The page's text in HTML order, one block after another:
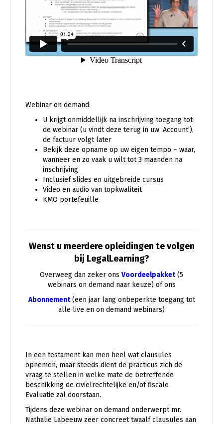
Webinar on demand:
U krijgt onmiddellijk na inschrijving toegang tot
de webinar (u vindt deze terug in uw ‘Account’),
de factuur volgt later
Bekijk deze opname op uw eigen tempo – waar,
wanneer en zo vaak u wilt tot 3 maanden na
inschrijving
Inclusief slides en uitgebreide cursus
Video en audio van topkwaliteit
KMO portefeuille
Wenst u meerdere opleidingen te volgen
bij LegalLearning?
Overweeg dan zeker ons Voordeelpakket(5
webinars on demand naar keuze) of ons
Abonnement(een jaar lang onbeperkte toegang tot
alle live en on demand webinars)
In een testament kan men heel wat clausules
opnemen, maar steeds dient de practicus zich de
vraag te stellen in welke mate de betreffende
beschikking de civielrechtelijke en/of fiscale
Evaluatie zal doorstaan.
Tijdens deze webinar on demand onderwerpt mr.
Nathalie Labeeuw zeer concreet twaalf clausules aan